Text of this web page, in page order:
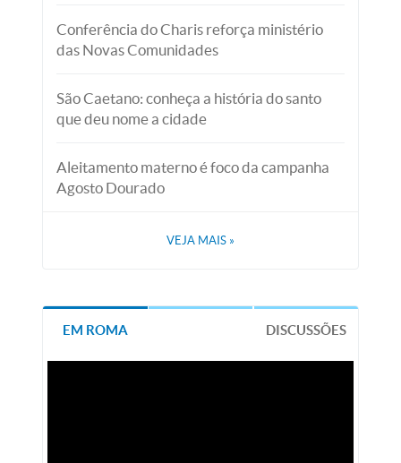
Conferência do Charis reforça ministério
das Novas Comunidades
São Caetano: conheça a história do santo
que deu nome a cidade
Aleitamento materno é foco da campanha
Agosto Dourado
VEJA MAIS »
EM ROMA DISCUSSÕES